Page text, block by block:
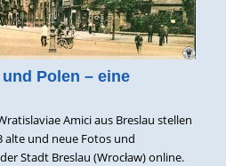
Polen – eine
Amici aus Breslau stellen
alte und neue Fotos und
Stadt Breslau (Wrocław) online.